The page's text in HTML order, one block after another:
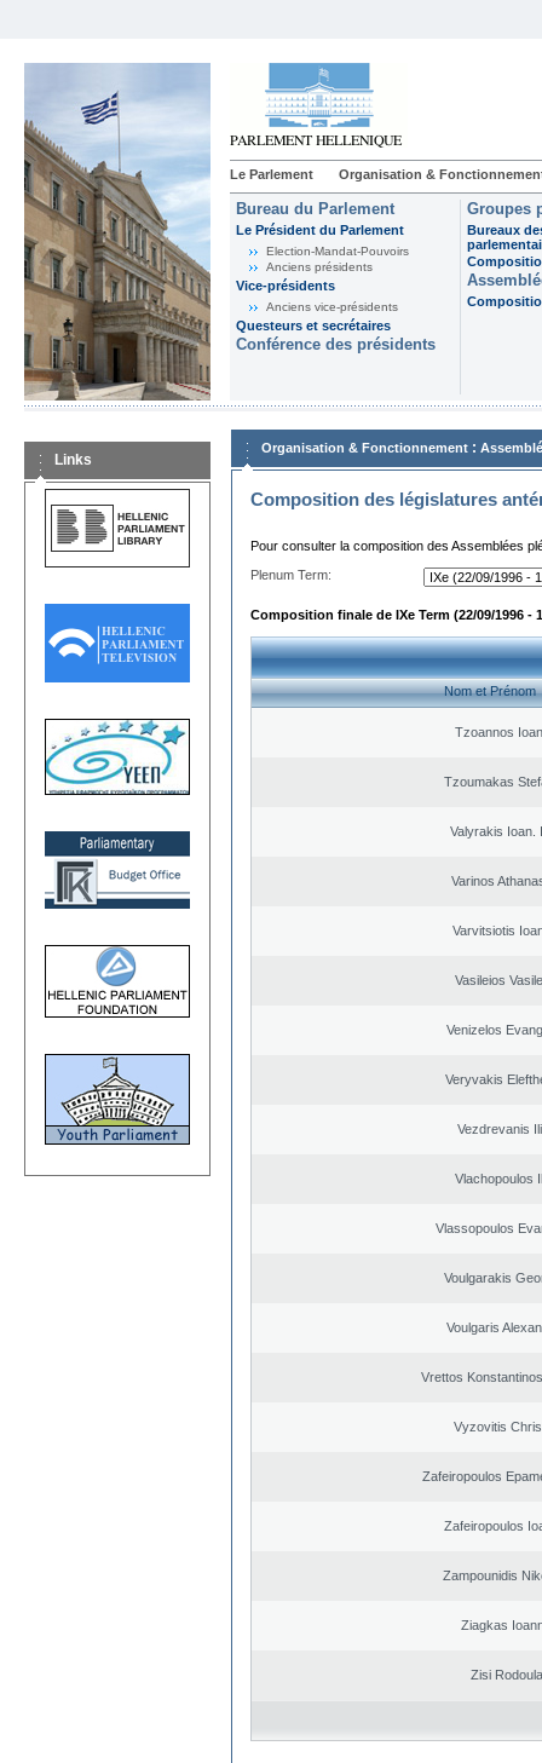
Le Parlement Organisation &
Bureau du Parlement
Le Président du Parlement
Election-Mandat-Pouvoirs
Anciens présidents
Vice-présidents
Anciens vice-présidents
Questeurs et secrétaires
Conférence des présidents
Groupes
Bureaux
Links
Organisation & Fonctionnement :
Composition des législatures
Pour consulter la composition des Assemblées
Plenum Term:
Composition finale de IXe Term (22/09/1996 -
Nom et Prénom
Tzoannos
Tzoumakas
Valyrakis Ioan.
Varinos
Varvitsiotis
Vasileios
Venizelos
Veryvakis
Vezdrevanis
Vlachopoulos
Vlassopoulos
Voulgarakis
Voulgaris
Vrettos
Vyzovitis
Zafeiropoulos
Zafeiropoulos
Zampounidis
Ziagkas
Zisi Rodoula